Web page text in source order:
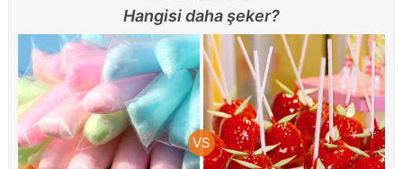
Hangisi daha şeker?